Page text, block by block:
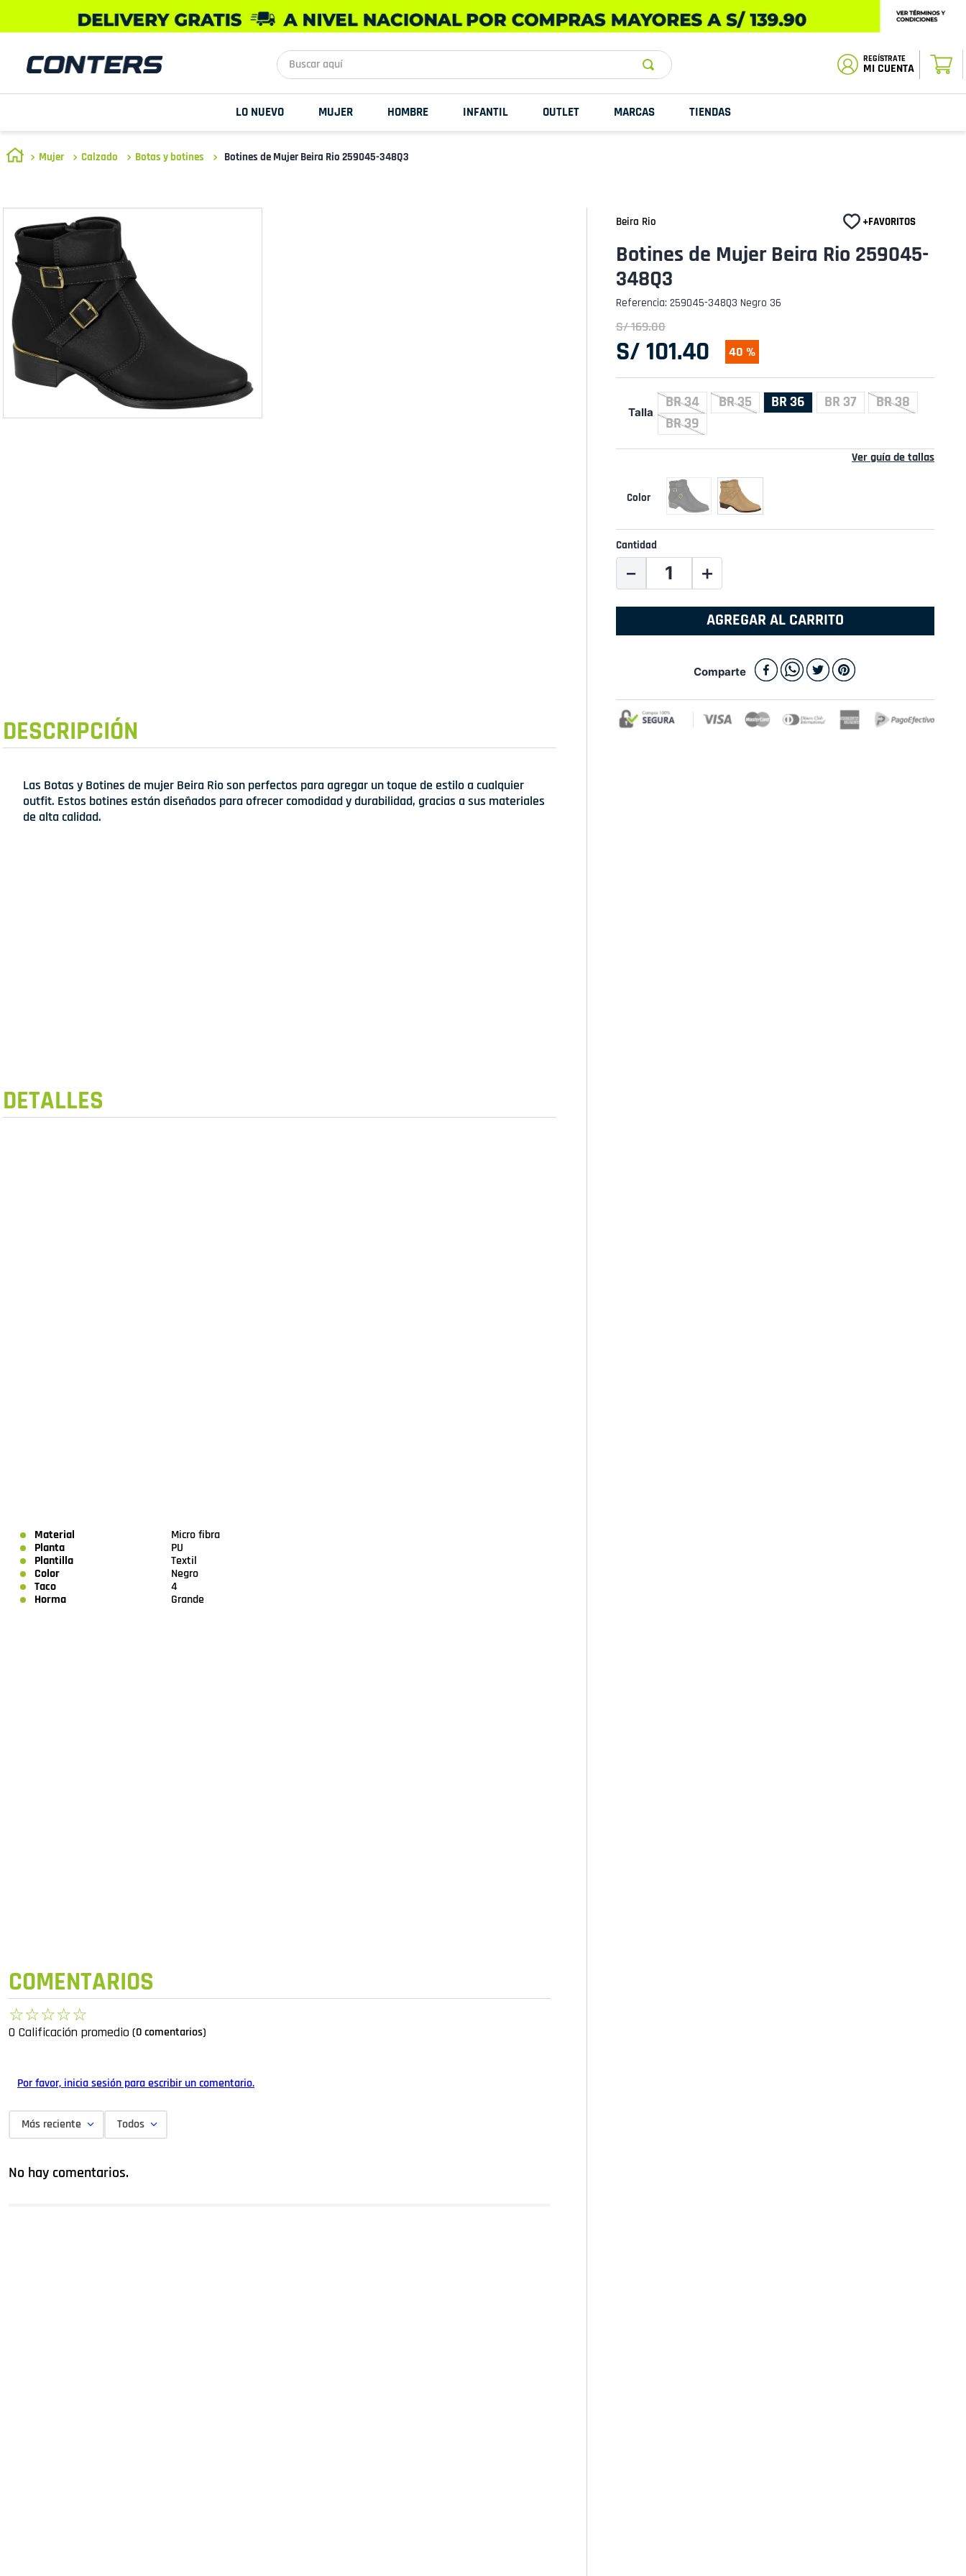
Buscar aquí
MI CUENTA
LO NUEVO MUJER HOMBRE INFANTIL OUTLET MARCAS TIENDAS
Mujer Calzado Botas y botines Botines de Mujer Beira Rio 259045-348Q3
DESCRIPCIÓN
Las Botas y Botines de mujer Beira Rio son perfectos para agregar un toque de estilo a cualquier
outfit. Estos botines están diseñados para ofrecer comodidad y durabilidad, gracias a sus materiales
de alta calidad.
DETALLES
Material
Micro fibra
Planta
PU
Plantilla
Textil
Color
Negro
Taco
4
Horma
Grande
COMENTARIOS
☆☆☆☆☆
0 Calificación promedio (0 comentarios)
Por favor, inicia sesión para escribir un comentario.
Más reciente Todos
No hay comentarios.
Beira Rio
Botines de Mujer Beira Rio 259045-
348Q3
Referencia: 259045-348Q3 Negro 36
S/169.00
S/ 101.40 40 %
Talla
BR 34 BR 35 BR 36 BR 37
BR 38
BR 39
Ver guía de tallas
Cantidad
＋
－
AGREGAR AL CARRITO
Comparte